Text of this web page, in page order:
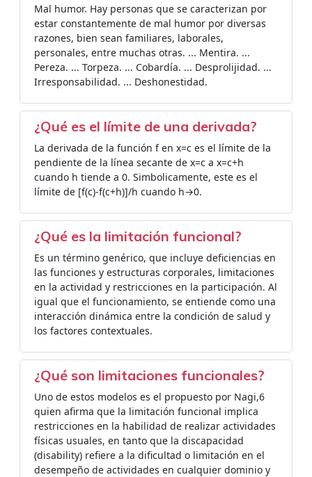
Mal humor. Hay personas que se caracterizan por
estar constantemente de mal humor por diversas
razones, bien sean familiares, laborales,
personales, entre muchas otras. ... Mentira. ...
Pereza. ... Torpeza. ... Cobardía. ... Desprolijidad. ...
Irresponsabilidad. ... Deshonestidad.
¿Qué es el límite de una derivada?
La derivada de la función f en x=c es el límite de la
pendiente de la línea secante de x=c a x=c+h
cuando h tiende a 0. Simbolicamente, este es el
límite de [f(c)-f(c+h)]/h cuando h→0.
¿Qué es la limitación funcional?
Es un término genérico, que incluye deficiencias en
las funciones y estructuras corporales, limitaciones
en la actividad y restricciones en la participación. Al
igual que el funcionamiento, se entiende como una
interacción dinámica entre la condición de salud y
los factores contextuales.
¿Qué son limitaciones funcionales?
Uno de estos modelos es el propuesto por Nagi,6
quien afirma que la limitación funcional implica
restricciones en la habilidad de realizar actividades
físicas usuales, en tanto que la discapacidad
(disability) refiere a la dificultad o limitación en el
desempeño de actividades en cualquier dominio y